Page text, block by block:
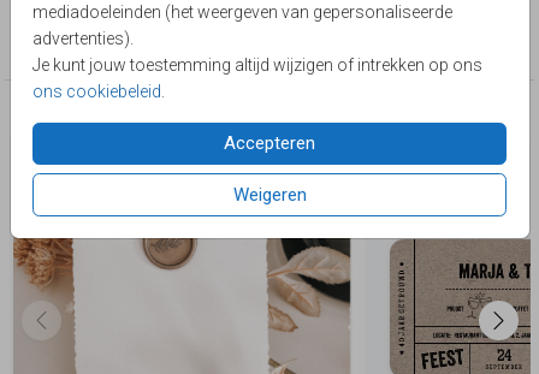
mediadoeleinden (het weergeven van gepersonaliseerde
advertenties).
Je kunt jouw toestemming altijd wijzigen of intrekken op ons
ons cookiebeleid
Accepteren
Weigeren
Collectie
Trouwkaarten met een stansvorm
Deze producten zijn wellicht ook iets voor je